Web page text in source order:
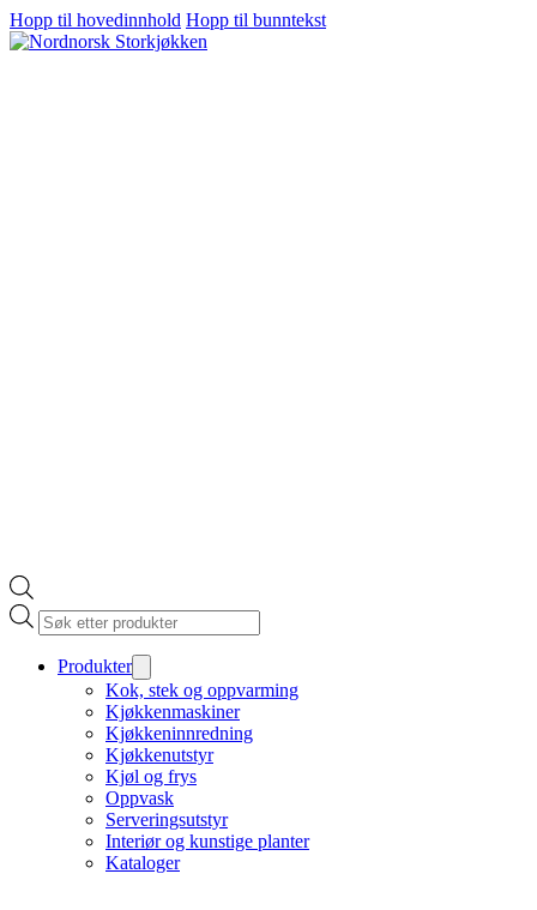
Hopp til hovedinnhold Hopp til bunntekst
Products
search
Produkter
Kok, stek og oppvarming
Kjøkkenmaskiner
Kjøkkeninnredning
Kjøkkenutstyr
Kjøl og frys
Oppvask
Serveringsutstyr
Interiør og kunstige planter
Kataloger